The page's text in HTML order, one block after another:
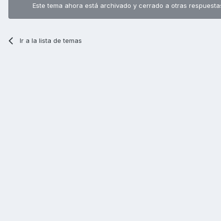
Este tema ahora está archivado y cerrado a otras
Ir a la lista de temas